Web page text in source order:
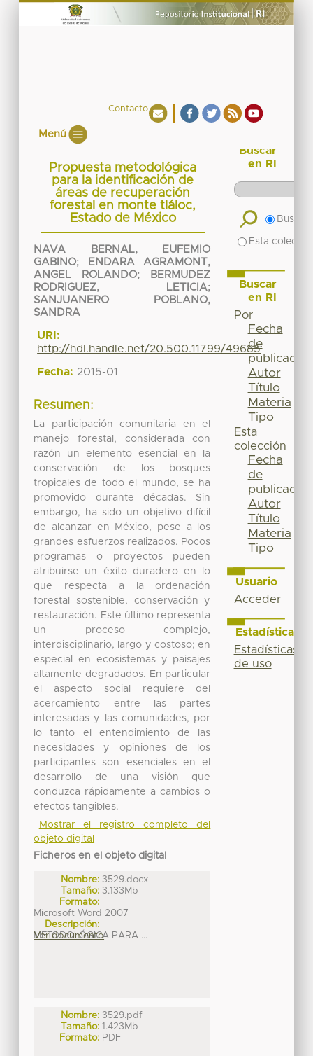
Contacto
Menú
Propuesta metodológica
para la identificación de
áreas de recuperación
forestal en monte tláloc,
Estado de México
NAVA BERNAL, EUFEMIO
GABINO;
ENDARA AGRAMONT,
ANGEL ROLANDO;
BERMUDEZ
RODRIGUEZ, LETICIA;
SANJUANERO POBLANO,
SANDRA
URI:
http://hdl.handle.net/20.500.11799/49685
Fecha: 2015-01
Resumen:
La participación comunitaria en el
manejo forestal, considerada con
razón un elemento esencial en la
conservación de los bosques
tropicales de todo el mundo, se ha
promovido durante décadas. Sin
embargo, ha sido un objetivo difícil
de alcanzar en México, pese a los
grandes esfuerzos realizados. Pocos
programas o proyectos pueden
atribuirse un éxito duradero en lo
que respecta a la ordenación
forestal sostenible, conservación y
restauración. Este último representa
un proceso complejo,
interdisciplinario, largo y costoso; en
especial en ecosistemas y paisajes
altamente degradados. En particular
el aspecto social requiere del
acercamiento entre las partes
interesadas y las comunidades, por
lo tanto el entendimiento de las
necesidades y opiniones de los
participantes son esenciales en el
desarrollo de una visión que
conduzca rápidamente a cambios o
efectos tangibles.
Mostrar el registro completo del
objeto digital
Ficheros en el objeto digital
Nombre: 3529.docx
Tamaño: 3.133Mb
Formato:
Microsoft Word 2007
Descripción:
METODOLÓGICA PARA ...
Ver documento
Nombre: 3529.pdf
Tamaño: 1.423Mb
Formato: PDF
Buscar
en RI
Buscar
Esta
Buscar
en RI
Por
Fecha
de
publicación
Autor
Título
Materia
Tipo
Esta
colección
Fecha
de
publicación
Autor
Título
Materia
Tipo
Usuario
Acceder
Estadísticas
Estadísticas
de uso